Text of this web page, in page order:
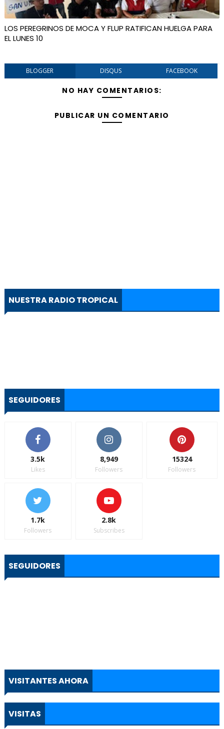
LOS PEREGRINOS DE MOCA Y FLUP RATIFICAN HUELGA PARA
EL LUNES 10
BLOGGER DISQUS FACEBOOK
NO HAY COMENTARIOS:
PUBLICAR UN COMENTARIO
NUESTRA RADIO TROPICAL
SEGUIDORES
3.5k
Likes
8,949
Followers
15324
Followers
1.7k
Followers
2.8k
Subscribes
SEGUIDORES
VISITANTES AHORA
VISITAS